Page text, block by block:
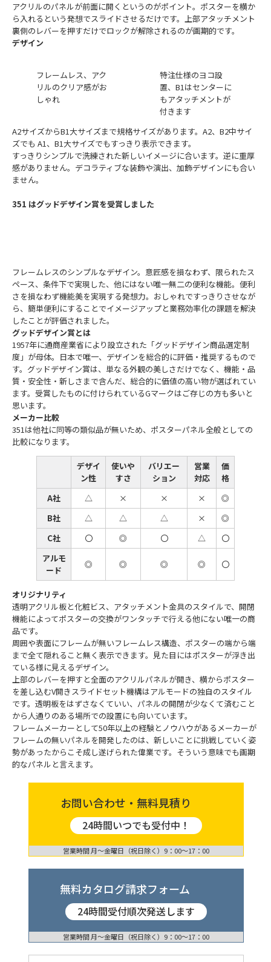
アクリルのパネルが前面に開くというのがポイント。ポスターを横か
ら入れるという発想でスライドさせるだけです。上部アタッチメント
裏側のレバーを押すだけでロックが解除されるのが画期的です。
デザイン
フレームレス、アク
リルのクリア感がお
しゃれ
特注仕様のヨコ設
置、B1はセンターに
もアタッチメントが
付きます
A2サイズからB1大サイズまで規格サイズがあります。A2、B2中サイ
ズでも A1、B1大サイズでもすっきり表示できます。
すっきりシンプルで洗練された新しいイメージに合います。逆に重厚
感がありません。デコラティブな装飾や演出、加飾デザインにも合い
ません。
351 はグッドデザイン賞を受賞しました
フレームレスのシンプルなデザイン。意匠感を損なわず、限られたス
ペース、条件下で実現した、他にはない唯一無二の便利な機能。便利
さを損なわず機能美を実現する発想力。おしゃれですっきりさせなが
ら、簡単便利にすることでイメージアップと業務効率化の課題を解決
したことが評価されました。
グッドデザイン賞とは
1957年に通商産業省により設立された「グッドデザイン商品選定制
度」が母体。日本で唯一、デザインを総合的に評価・推奨するもので
す。グッドデザイン賞は、単なる外観の美しさだけでなく、機能・品
質・安全性・新しさまで含んだ、総合的に価値の高い物が選ばれてい
ます。受賞したものに付けられているGマークはご存じの方も多いと
思います。
メーカー比較
351は他社に同等の類似品が無いため、ポスターパネル全般としての
比較になります。
デザイ
ン性
使いや
すさ
バリエー
ション
営業
対応
価
格
A社
△ × × ×
◎
B社
△ △ △ ×
◎
C社
〇 ◎ 〇 △
〇
アルモ
ード
◎ ◎ ◎ ◎ 〇
オリジナリティ
透明アクリル板と化粧ビス、アタッチメント金具のスタイルで、開閉
機能によってポスターの交換がワンタッチで行える他にない唯一の商
品です。
周囲や表面にフレームが無いフレームレス構造、ポスターの端から端
まで全て隠れること無く表示できます。見た目にはポスターが浮き出
ている様に見えるデザイン。
上部のレバーを押すと全面のアクリルパネルが開き、横からポスター
を差し込むV開きスライドセット機構はアルモードの独自のスタイル
です。透明板をはずさなくていい、パネルの開閉が少なくて済むこと
から人通りのある場所での設置にも向いています。
フレームメーカーとして50年以上の経験とノウハウがあるメーカーが
フレームの無いパネルを開発したのは、新しいことに挑戦していく姿
勢があったからこそ成し遂げられた偉業です。そういう意味でも画期
的なパネルと言えます。
お問い合わせ・無料見積り
24時間いつでも受付中！
営業時間 月〜金曜日（祝日除く）9：00〜17：00
無料カタログ請求フォーム
24時間受付順次発送します
営業時間 月〜金曜日（祝日除く）9：00〜17：00